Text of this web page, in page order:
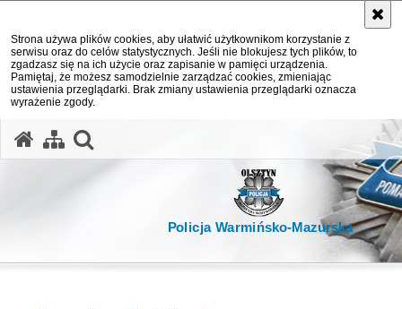
Strona używa plików cookies, aby ułatwić użytkownikom korzystanie z
serwisu oraz do celów statystycznych. Jeśli nie blokujesz tych plików, to
zgadzasz się na ich użycie oraz zapisanie w pamięci urządzenia.
Pamiętaj, że możesz samodzielnie zarządzać cookies, zmieniając
ustawienia przeglądarki. Brak zmiany ustawienia przeglądarki oznacza
wyrażenie zgody.
Policja Warmińsko-Mazurska